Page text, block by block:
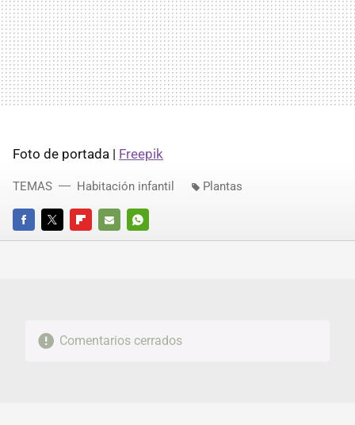
Foto de portada | Freepik
FACEBOOKTWITTERFLIPBOARD
E-
WHATSAPP
TEMAS Habitación infantil Plantas
Comentarios cerrados